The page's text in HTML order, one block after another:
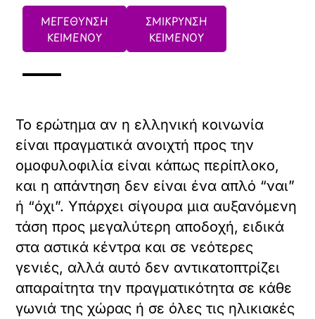
ΜΕΓΕΘΥΝΣΗ
ΚΕΙΜΕΝΟΥ
ΣΜΙΚΡΥΝΣΗ
ΚΕΙΜΕΝΟΥ
Το ερώτημα αν η ελληνική κοινωνία
είναι πραγματικά ανοιχτή προς την
ομοφυλοφιλία είναι κάπως περίπλοκο,
και η απάντηση δεν είναι ένα απλό “ναι”
ή “όχι”. Υπάρχει σίγουρα μια αυξανόμενη
τάση προς μεγαλύτερη αποδοχή, ειδικά
στα αστικά κέντρα και σε νεότερες
γενιές, αλλά αυτό δεν αντικατοπτρίζει
απαραίτητα την πραγματικότητα σε κάθε
γωνιά της χώρας ή σε όλες τις ηλικιακές